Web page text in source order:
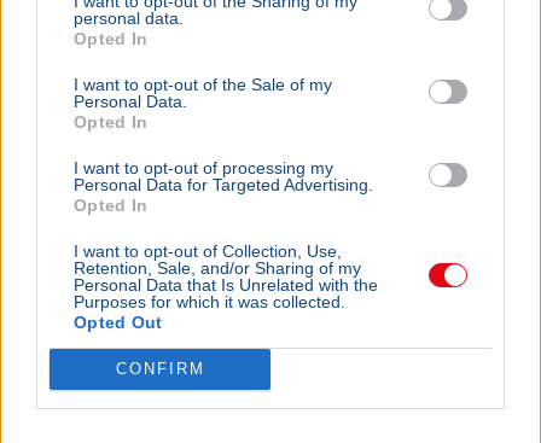
personal data.
Opted In
I want to opt-out of the Sale of my
Personal Data.
Opted In
I want to opt-out of processing my
Personal Data for Targeted Advertising.
Opted In
I want to opt-out of Collection, Use,
Retention, Sale, and/or Sharing of my
Personal Data that Is Unrelated with the
Purposes for which it was collected.
Opted Out
CONFIRM
A Fidesz szerint "kár a gőzért" - Felesleges
köztársasági elnököt választani